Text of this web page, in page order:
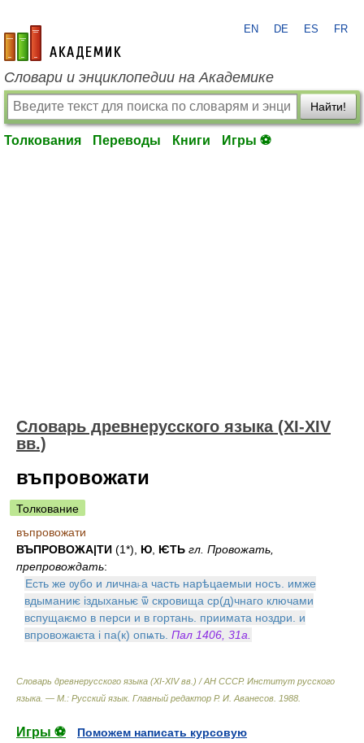
academic.ru
EN DE ES FR
Словари и энциклопедии на Академике
Найти!
Толкования Переводы Книги Игры ⚽
Словарь древнерусского языка (XI-XIV
вв.)
въпровожати
Толкование
въпровожати
ВЪПРОВОЖА|ТИ (1*), Ю ѤТЬ гл. Провожать,
препровождать:
Есть же ѹбо и лична˫а часть нарѣцаемыи носъ. имже
вдыманиѥ іздыханьѥ ѿ скровища ср(д)чнаго ключами
вспущаѥмо в перси и в гортань. приимата ноздри. и
впровожаѥта і па(к) опѩть. Пал 1406, 31а.
Словарь древнерусского языка (XI-XIV вв.) / АН СССР. Институт русского
языка. — М.: Русский язык. Главный редактор Р. И. Аванесов 1988
Игры ⚽
Поможем написать курсовую